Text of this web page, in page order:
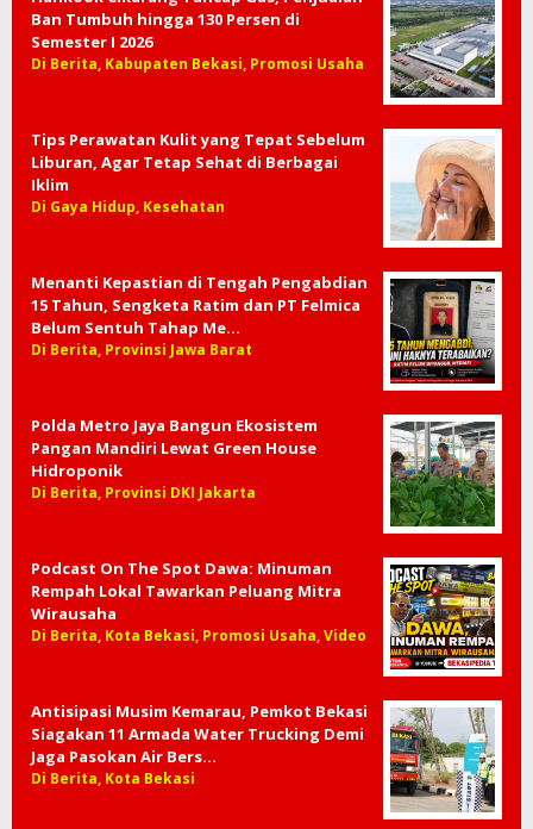
Ban Tumbuh hingga 130 Persen di
Semester I 2026
Di Berita, Kabupaten Bekasi, Promosi Usaha
Tips Perawatan Kulit yang Tepat Sebelum
Liburan, Agar Tetap Sehat di Berbagai
Iklim
Di Gaya Hidup, Kesehatan
Menanti Kepastian di Tengah Pengabdian
15 Tahun, Sengketa Ratim dan PT Felmica
Belum Sentuh Tahap Me…
Di Berita, Provinsi Jawa Barat
Polda Metro Jaya Bangun Ekosistem
Pangan Mandiri Lewat Green House
Hidroponik
Di Berita, Provinsi DKI Jakarta
Podcast On The Spot Dawa: Minuman
Rempah Lokal Tawarkan Peluang Mitra
Wirausaha
Di Berita, Kota Bekasi, Promosi Usaha, Video
Antisipasi Musim Kemarau, Pemkot Bekasi
Siagakan 11 Armada Water Trucking Demi
Jaga Pasokan Air Bers…
Di Berita, Kota Bekasi